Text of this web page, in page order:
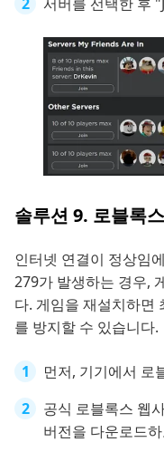
솔루션 9. 로블록
인터넷 연결이 정상임
279가 발생하는 경우,
다. 게임을 재설치하면
를 방지할 수 있습니다.
먼저, 기기에서 로
공식 로블록스 웹
버전을 다운로드